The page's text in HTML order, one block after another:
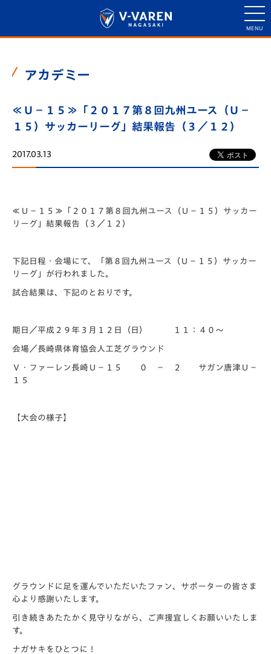
アカデミー
≪Ｕ－１５≫「２０１７第８回九州ユース（Ｕ－
１５）サッカーリーグ」結果報告（３／１２）
2017.03.13
≪Ｕ－１５≫「２０１７第８回九州ユース（Ｕ－１５）サッカー
リーグ」結果報告（３／１２）
下記日程・会場にて、「第８回九州ユース（Ｕ－１５）サッカー
リーグ」が行われました。
試合結果は、下記のとおりです。
期日／平成２９年３月１２日（日） １１：４０～
会場／長崎県体育協会人工芝グラウンド
Ｖ・ファーレン長崎Ｕ－１５ ０ － ２ サガン唐津Ｕ－
１５
【大会の様子】
グラウンドに足を運んでいただいたファン、サポーターの皆さま
心より感謝いたします。
引き続きあたたかく見守りながら、ご声援宜しくお願いいたしま
す。
ナガサキをひとつに！